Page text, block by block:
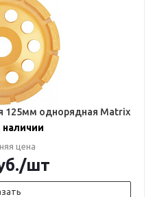
125мм однорядная Matrix
наличии
цена
/шт